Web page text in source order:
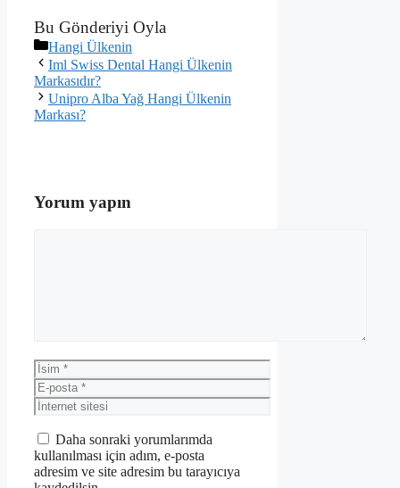
Bu Gönderiyi Oyla
Kategoriler
Hangi Ülkenin
Iml Swiss Dental Hangi Ülkenin
Markasıdır?
Unipro Alba Yağ Hangi Ülkenin
Markası?
Yorum yapın
İsim
E-
posta
İnternet
sitesi
Daha sonraki yorumlarımda
kullanılması için adım, e-posta
adresim ve site adresim bu tarayıcıya